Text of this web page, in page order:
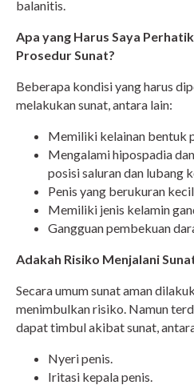
balanitis.
Apa yang Harus Saya
Prosedur Sunat?
Beberapa kondisi yang harus
melakukan sunat, antara lain:
Memiliki kelainan bentuk
Mengalami hipospadia
posisi saluran dan lubang
Penis yang berukuran
Memiliki jenis kelamin
Gangguan pembekuan
Adakah Risiko Menjalani
Secara umum sunat aman
menimbulkan risiko. Namun
dapat timbul akibat sunat,
Nyeri penis.
Iritasi kepala penis.